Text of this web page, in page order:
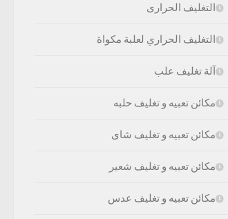
التغليف الحرارى
التغليف الحراري لعلبة مكواة
آلة تغليف علب
مكائن تعبيه و تغليف حلبه
مكائن تعبيه و تغليف شاى
مكائن تعبيه و تغليف شعير
مكائن تعبيه و تغليف عدس